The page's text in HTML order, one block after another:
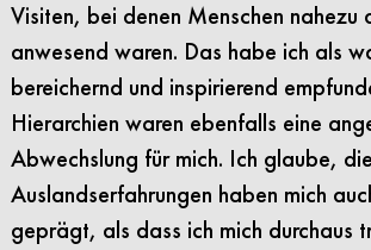
Visiten, bei denen Menschen nahezu
anwesend waren. Das habe ich als
bereichernd und inspirierend
Hierarchien waren ebenfalls eine
Abwechslung für mich. Ich glaube,
Auslandserfahrungen haben mich
geprägt, als dass ich mich durchaus